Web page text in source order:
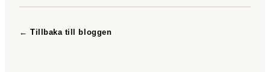
← Tillbaka till bloggen